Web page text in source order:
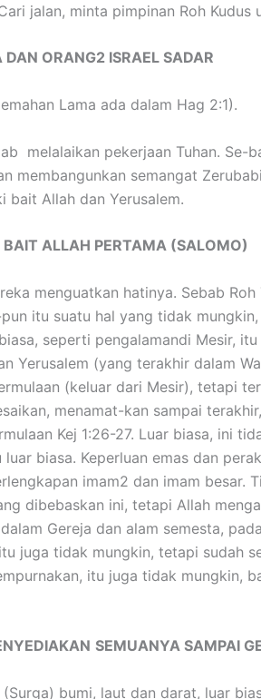
jalan, minta pimpinan Roh
ORANG2 ISRAEL SADAR
Lama ada dalam Hag 2:1).
melalaikan pekerjaan Tuhan.
membangunkan semangat
bait Allah dan Yerusalem.
ALLAH PERTAMA (SALOMO)
menguatkan hatinya. Sebab
itu suatu hal yang tidak
seperti pengalamandi Mesir,
Yerusalem (yang terakhir dalam
(keluar dari Mesir), tetapi
menamat-kan sampai
Kej 1:26-27. Luar biasa, ini
biasa. Keperluan emas dan
imam2 dan imam
dibebaskan ini, tetapi Allah
Gereja dan alam semesta,
juga tidak mungkin, tetapi sudah
itu juga tidak mungkin,
SEMUANYA SAMPAI
bumi, laut dan darat, luar